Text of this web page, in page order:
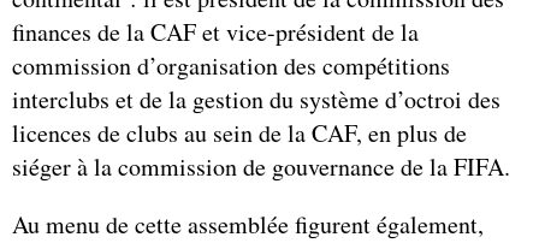
finances de la CAF et vice-président de la
commission d’organisation des compétitions
interclubs et de la gestion du système d’octroi des
licences de clubs au sein de la CAF, en plus de
siéger à la commission de gouvernance de la FIFA.
Au menu de cette assemblée figurent également,